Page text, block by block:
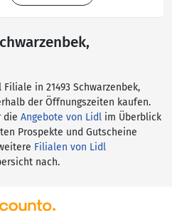
in 21493 Schwarzenbek,
der Öffnungszeiten kaufen.
die Angebote von Lidl im Überblick
Prospekte und Gutscheine
Filialen von Lidl
nach.